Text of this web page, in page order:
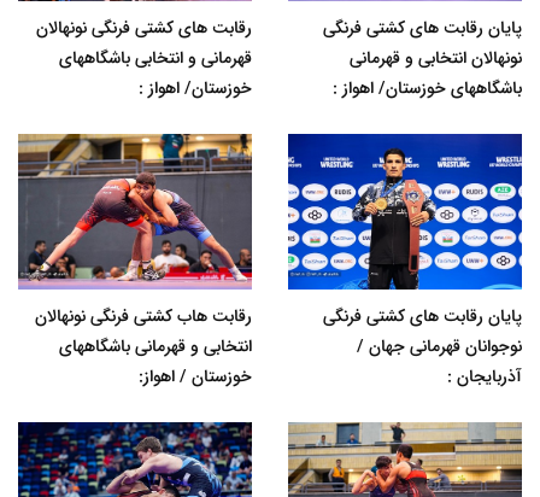
پایان رقابت های کشتی فرنگی
نونهالان انتخابی و قهرمانی
باشگاههای خوزستان/ اهواز :
رقابت های کشتی فرنگی نونهالان
قهرمانی و انتخابی باشگاههای
خوزستان/ اهواز :
پایان رقابت های کشتی فرنگی
نوجوانان قهرمانی جهان /
آذربایجان :
رقابت هاب کشتی فرنگی نونهالان
انتخابی و قهرمانی باشگاههای
خوزستان / اهواز: